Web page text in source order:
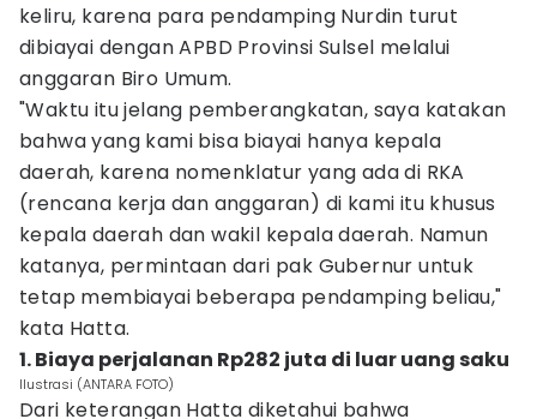
keliru, karena para pendamping Nurdin turut
dibiayai dengan APBD Provinsi Sulsel melalui
anggaran Biro Umum.
"Waktu itu jelang pemberangkatan, saya katakan
bahwa yang kami bisa biayai hanya kepala
daerah, karena nomenklatur yang ada di RKA
(rencana kerja dan anggaran) di kami itu khusus
kepala daerah dan wakil kepala daerah. Namun
katanya, permintaan dari pak Gubernur untuk
tetap membiayai beberapa pendamping beliau,"
kata Hatta.
1. Biaya perjalanan Rp282 juta di luar uang saku
Ilustrasi (ANTARA FOTO)
Dari keterangan Hatta diketahui bahwa